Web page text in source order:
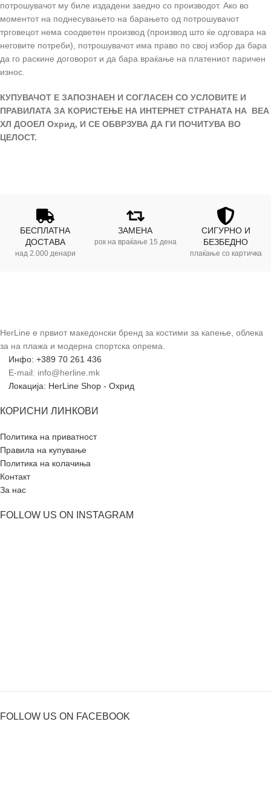
потрошувачот му биле издадени заедно со производот. Ако во
моментот на поднесувањето на барањето од потрошувачот
трговецот нема соодветен производ (производ што ќе одговара на
неговите потреби), потрошувачот има право по свој избор да бара
да го раскине договорот и да бара враќање на платениот паричен
износ.
КУПУВАЧОТ Е ЗАПОЗНАЕН И СОГЛАСЕН СО УСЛОВИТЕ И
ПРАВИЛАТА ЗА КОРИСТЕЊЕ НА ИНТЕРНЕТ СТРАНАТА НА ВЕА
ХЛ ДООЕЛ Охрид, И СЕ ОБВРЗУВА ДА ГИ ПОЧИТУВА ВО
ЦЕЛОСТ.
БЕСПЛАТНА
ДОСТАВА
над 2.000 денари
ЗАМЕНА
рок на враќање 15 дена
СИГУРНО И
БЕЗБЕДНО
плаќање со картичка
HerLine е првиот македонски бренд за костими за капење, облека
за на плажа и модерна спортска опрема.
Инфо: +389 70 261 436
E-mail: info@herline.mk
Локација: HerLine Shop - Охрид
КОРИСНИ ЛИНКОВИ
Политика на приватност
Правила на купување
Политика на колачиња
Контакт
За нас
FOLLOW US ON INSTAGRAM
FOLLOW US ON FACEBOOK